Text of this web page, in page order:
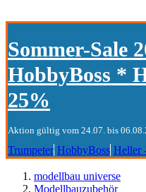
Sommer-Sale
HobbyBoss *
25%
Aktion gültig vom 24.07. bis
Trumpeter HobbyBoss Heller
modellbau universe
Modellbauzubehör